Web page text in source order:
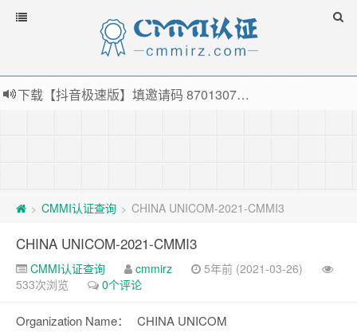
下载【抖音极速版】填邀请码 870130746 即可领38元红包，可立即支付宝提现！！
> CMMI认证查询 > CHINA UNICOM-2021-CMMI3
CHINA UNICOM-2021-CMMI3
CMMI认证查询 cmmirz
5年前 (2021-03-26)
533次浏览
0个评论
Organization Name：
CHINA UNICOM